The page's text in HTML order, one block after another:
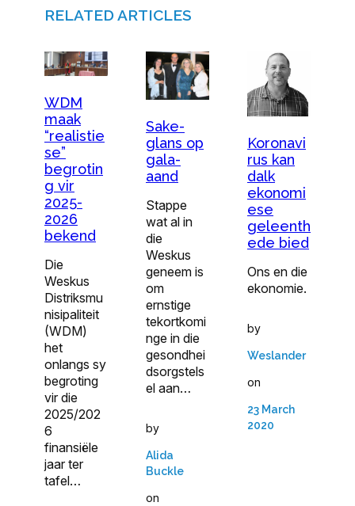
RELATED ARTICLES
WDM
maak
“realistie
se”
begrotin
g vir
2025-
2026
bekend
Die
Weskus
Distriksmu
nisipaliteit
(WDM)
het
onlangs sy
begroting
vir die
2025/202
6
finansiële
jaar ter
tafel…
Sake-
glans op
gala-
aand
Stappe
wat al in
die
Weskus
geneem is
om
ernstige
tekortkomi
nge in die
gesondhei
dsorgstels
el aan…
by
Alida
Buckle
on
Koronavi
rus kan
dalk
ekonomi
ese
geleenth
ede bied
Ons en die
ekonomie.
by
Weslander
on
23 March
2020